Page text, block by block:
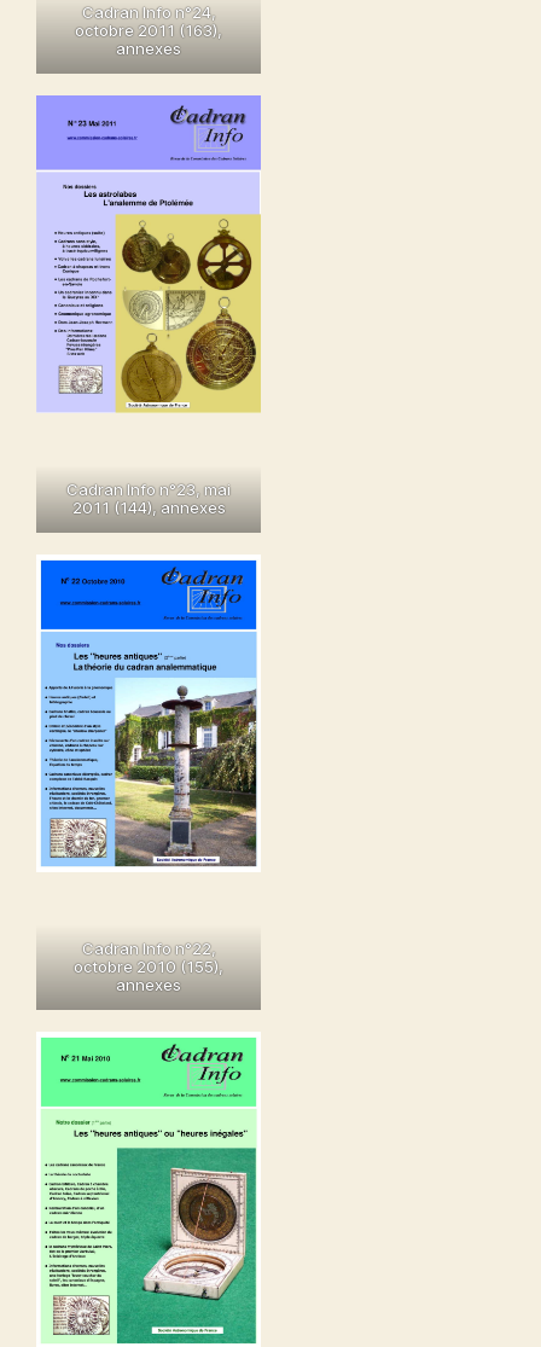
Cadran Info n°24,
octobre 2011 (163),
annexes
Cadran Info n°23, mai
2011 (144),annexes
Cadran Info n°22,
octobre 2010 (155),
annexes